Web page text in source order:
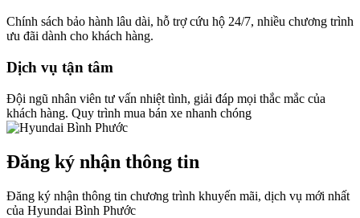
Chính sách bảo hành lâu dài, hỗ trợ cứu hộ 24/7, nhiều chương trình
ưu đãi dành cho khách hàng.
Dịch vụ tận tâm
Đội ngũ nhân viên tư vấn nhiệt tình, giải đáp mọi thắc mắc của
khách hàng. Quy trình mua bán xe nhanh chóng
Đăng ký nhận thông tin
Đăng ký nhận thông tin chương trình khuyến mãi, dịch vụ mới nhất
của Hyundai Bình Phước